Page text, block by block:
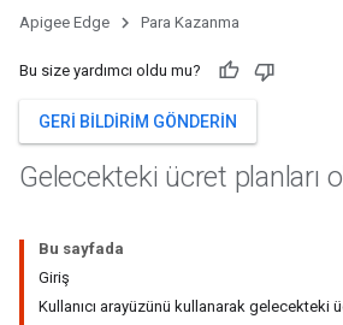
Apigee Edge Para Kazanma
Bu size yardımcı oldu mu?
GERI BILDIRIM GÖNDERIN
Gelecekteki ücret planları
Bu sayfada
Giriş
Kullanıcı arayüzünü kullanarak gelecekteki